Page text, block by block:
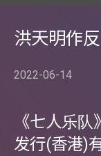
洪天明作
2022-06-14
《七人乐
发行(香港)